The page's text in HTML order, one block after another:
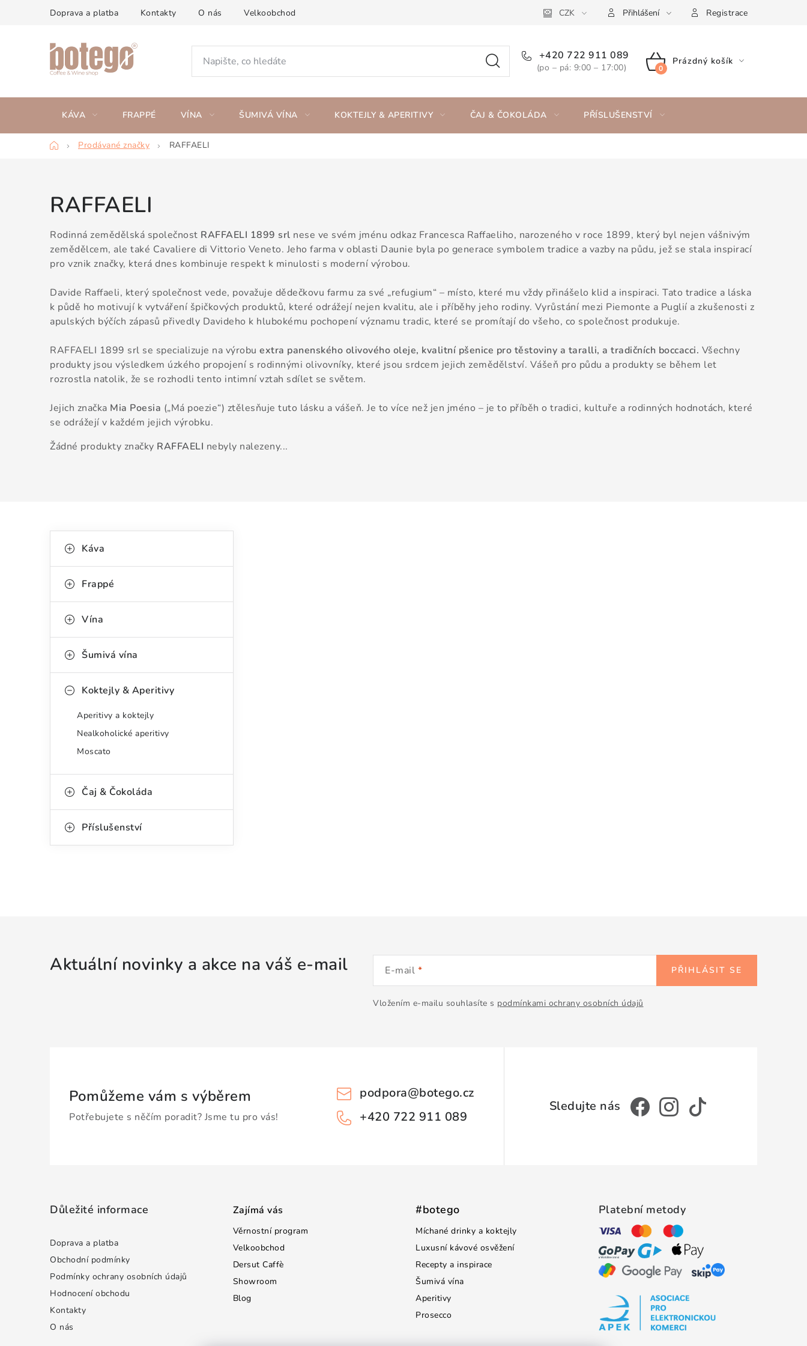
Doprava a platba Kontakty O nás Velkoobchod CZK Přihlášení Registrace
+420 722 911 089
(po – pá: 9:00 – 17:00)
NÁKUPNÍ
Prázdný košík
KÁVA FRAPPÉ VÍNA ŠUMIVÁ VÍNA KOKTEJLY & APERITIVY ČAJ & ČOKOLÁDA PŘÍSLUŠENSTVÍ
DomůProdávané značky RAFFAELI
RAFFAELI
Rodinná zemědělská společnost RAFFAELI 1899 srl nese ve svém jménu odkaz Francesca Raffaeliho, narozeného v roce 1899, který byl nejen vášnivým
zemědělcem, ale také Cavaliere di Vittorio Veneto. Jeho farma v oblasti Daunie byla po generace symbolem tradice a vazby na půdu, jež se stala inspirací
pro vznik značky, která dnes kombinuje respekt k minulosti s moderní výrobou.
Davide Raffaeli, který společnost vede, považuje dědečkovu farmu za své „refugium“ – místo, které mu vždy přinášelo klid a inspiraci. Tato tradice a láska
k půdě ho motivují k vytváření špičkových produktů, které odrážejí nejen kvalitu, ale i příběhy jeho rodiny. Vyrůstání mezi Piemonte a Puglií a zkušenosti z
apulských býčích zápasů přivedly Davideho k hlubokému pochopení významu tradic, které se promítají do všeho, co společnost produkuje.
RAFFAELI 1899 srl se specializuje na výrobu extra panenského olivového oleje, kvalitní pšenice pro těstoviny a taralli, a tradičních boccacci. Všechny
produkty jsou výsledkem úzkého propojení s rodinnými olivovníky, které jsou srdcem jejich zemědělství. Vášeň pro půdu a produkty se během let
rozrostla natolik, že se rozhodli tento intimní vztah sdílet se světem.
Jejich značka Mia Poesia („Má poezie“) ztělesňuje tuto lásku a vášeň. Je to více než jen jméno – je to příběh o tradici, kultuře a rodinných hodnotách, které
se odrážejí v každém jejich výrobku.
Žádné produkty značky RAFFAELI nebyly nalezeny...
o
t
r
n
a
e
l
kategorie
a
e
o
i
Káva
Frappé
Vína
Šumivá vína
Koktejly & Aperitivy
Aperitivy a koktejly
Nealkoholické aperitivy
Moscato
Čaj & Čokoláda
Příslušenství
Aktuální novinky a akce na váš e-mail E-mail
Vložením e-mailu souhlasíte s podmínkami ochrany osobních údajů
PŘIHLÁSIT SE
Pomůžeme vám s výběrem
Potřebujete s něčím poradit? Jsme tu pro vás!
podpora@botego.cz
+420 722 911 089
Důležité informace
Doprava a platba
Obchodní podmínky
Podmínky ochrany osobních údajů
Hodnocení obchodu
Kontakty
O nás
Zajímá vás
Věrnostní program
Velkoobchod
Dersut Caffè
Showroom
Blog
#botego
Míchané drinky a koktejly
Luxusní kávové osvěžení
Recepty a inspirace
Šumivá vína
Aperitivy
Prosecco
Platební metody